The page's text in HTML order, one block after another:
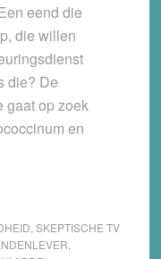
eend die
die willen
die? De
gaat op zoek
en
SKEPTISCHE TV